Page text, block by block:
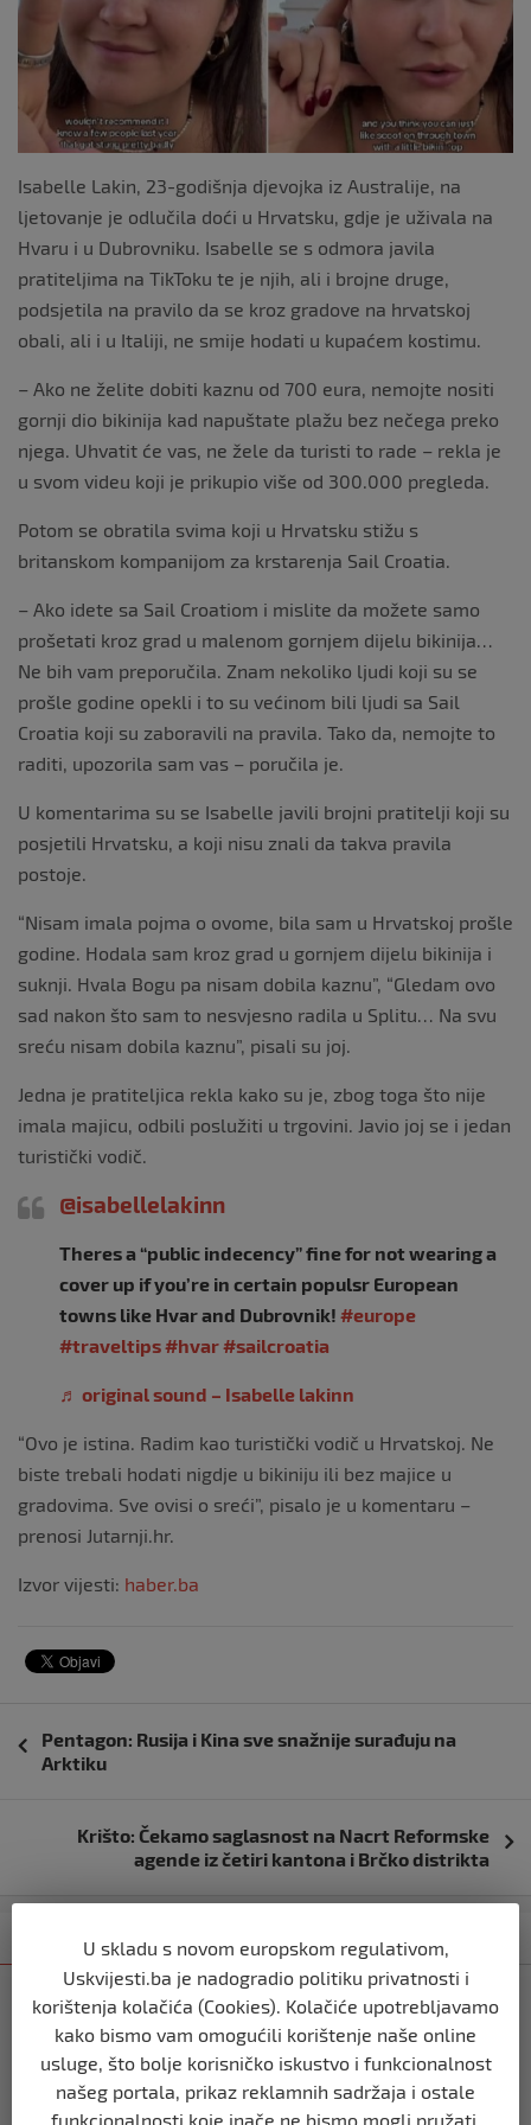
o
k
Isabelle Lakin, 23-godišnja djevojka iz Australije, na
ljetovanje je odlučila doći u Hrvatsku, gdje je uživala na
Hvaru i u Dubrovniku. Isabelle se s odmora javila
pratiteljima na TikToku te je njih, ali i brojne druge,
podsjetila na pravilo da se kroz gradove na hrvatskoj
obali, ali i u Italiji, ne smije hodati u kupaćem kostimu.
– Ako ne želite dobiti kaznu od 700 eura, nemojte nositi
gornji dio bikinija kad napuštate plažu bez nečega preko
njega. Uhvatit će vas, ne žele da turisti to rade – rekla je
u svom videu koji je prikupio više od 300.000 pregleda.
Potom se obratila svima koji u Hrvatsku stižu s
britanskom kompanijom za krstarenja Sail Croatia.
– Ako idete sa Sail Croatiom i mislite da možete samo
prošetati kroz grad u malenom gornjem dijelu bikinija…
Ne bih vam preporučila. Znam nekoliko ljudi koji su se
prošle godine opekli i to su većinom bili ljudi sa Sail
Croatia koji su zaboravili na pravila. Tako da, nemojte to
raditi, upozorila sam vas – poručila je.
U komentarima su se Isabelle javili brojni pratitelji koji su
posjetili Hrvatsku, a koji nisu znali da takva pravila
postoje.
“Nisam imala pojma o ovome, bila sam u Hrvatskoj prošle
godine. Hodala sam kroz grad u gornjem dijelu bikinija i
suknji. Hvala Bogu pa nisam dobila kaznu”, “Gledam ovo
sad nakon što sam to nesvjesno radila u Splitu… Na svu
sreću nisam dobila kaznu”, pisali su joj.
Jedna je pratiteljica rekla kako su je, zbog toga što nije
imala majicu, odbili poslužiti u trgovini. Javio joj se i jedan
turistički vodič.
@isabellelakinn
Theres a “public indecency” fine for not wearing a
cover up if you’re in certain populsr European
towns like Hvar and Dubrovnik! #europe
#traveltips#hvar#sailcroatia
♬ original sound – Isabelle lakinn
“Ovo je istina. Radim kao turistički vodič u Hrvatskoj. Ne
biste trebali hodati nigdje u bikiniju ili bez majice u
gradovima. Sve ovisi o sreći”, pisalo je u komentaru –
prenosi Jutarnji.hr.
Izvor vijesti: haber.ba
objava
Pentagon: Rusija i Kina sve snažnije surađuju na
Arktiku
Krišto: Čekamo saglasnost na Nacrt Reformske
agende iz četiri kantona i Brčko distrikta
Kategorija Najnovije Najčitanije
REGION
Vulin: Ne smije se odustati od
referenduma
prije 10 mjeseci
U skladu s novom europskom regulativom,
Uskvijesti.ba je nadogradio politiku privatnosti i
korištenja kolačića (Cookies). Kolačiće upotrebljavamo
kako bismo vam omogućili korištenje naše online
usluge, što bolje korisničko iskustvo i funkcionalnost
našeg portala, prikaz reklamnih sadržaja i ostale
funkcionalnosti koje inače ne bismo mogli pružati.